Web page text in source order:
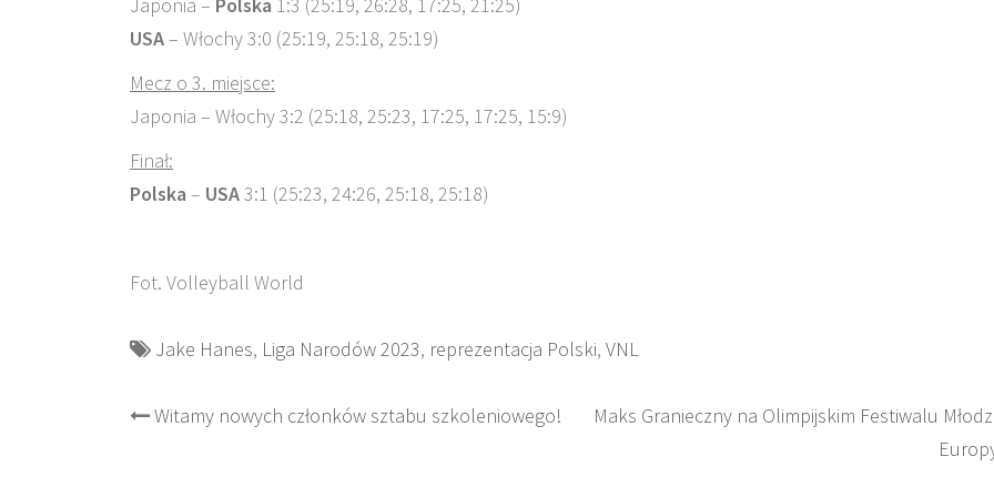
Japonia – Polska 1:3 (25:19, 26:28, 17:25, 21:25)
USA– Włochy 3:0 (25:19, 25:18, 25:19)
Mecz o 3. miejsce:
Japonia – Włochy 3:2 (25:18, 25:23, 17:25, 17:25, 15:9)
Finał:
Polska – USA3:1 (25:23, 24:26, 25:18, 25:18)
Fot. Volleyball World
Jake Hanes, Liga Narodów 2023, reprezentacja Polski, VNL
Post
Witamy nowych członków sztabu szkoleniowego!
Maks Granieczny na Olimpijskim Festiwalu